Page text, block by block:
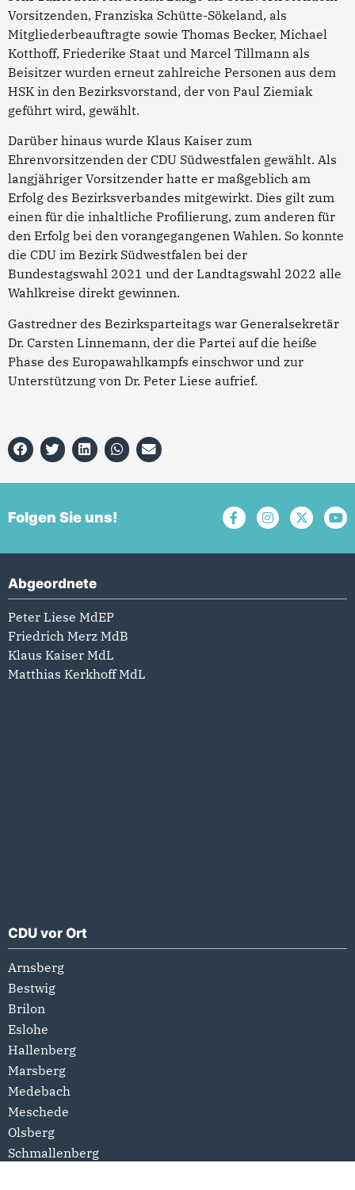
Vorsitzenden, Franziska Schütte-Sökeland, als
Mitgliederbeauftragte sowie Thomas Becker, Michael
Kotthoff, Friederike Staat und Marcel Tillmann als
Beisitzer wurden erneut zahlreiche Personen aus dem
HSK in den Bezirksvorstand, der von Paul Ziemiak
geführt wird, gewählt.
Darüber hinaus wurde Klaus Kaiser zum
Ehrenvorsitzenden der CDU Südwestfalen gewählt. Als
langjähriger Vorsitzender hatte er maßgeblich am
Erfolg des Bezirksverbandes mitgewirkt. Dies gilt zum
einen für die inhaltliche Profilierung, zum anderen für
den Erfolg bei den vorangegangenen Wahlen. So konnte
die CDU im Bezirk Südwestfalen bei der
Bundestagswahl 2021 und der Landtagswahl 2022 alle
Wahlkreise direkt gewinnen.
Gastredner des Bezirksparteitags war Generalsekretär
Dr. Carsten Linnemann, der die Partei auf die heiße
Phase des Europawahlkampfs einschwor und zur
Unterstützung von Dr. Peter Liese aufrief.
Folgen Sie uns!
Abgeordnete
Peter Liese MdEP
Friedrich Merz MdB
Klaus Kaiser MdL
Matthias Kerkhoff MdL
CDU vor Ort
Arnsberg
Bestwig
Brilon
Eslohe
Hallenberg
Marsberg
Medebach
Meschede
Olsberg
Schmallenberg